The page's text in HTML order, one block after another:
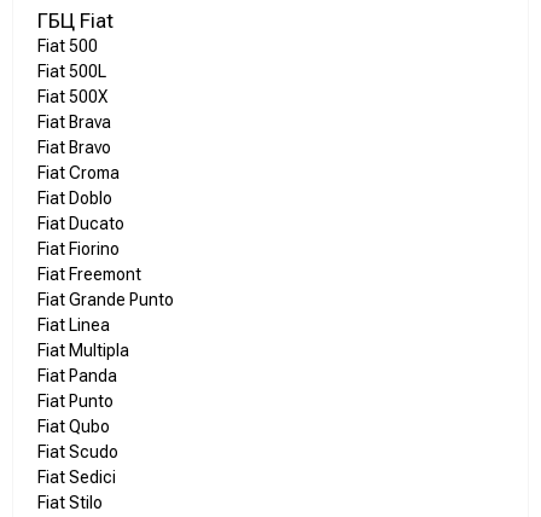
ГБЦ Fiat
Fiat 500
Fiat 500L
Fiat 500X
Fiat Brava
Fiat Bravo
Fiat Croma
Fiat Doblo
Fiat Ducato
Fiat Fiorino
Fiat Freemont
Fiat Grande Punto
Fiat Linea
Fiat Multipla
Fiat Panda
Fiat Punto
Fiat Qubo
Fiat Scudo
Fiat Sedici
Fiat Stilo